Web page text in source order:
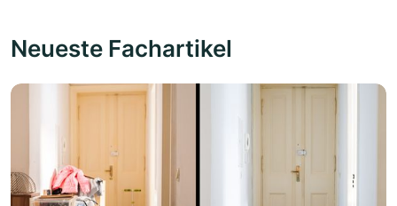
Neueste Fachartikel